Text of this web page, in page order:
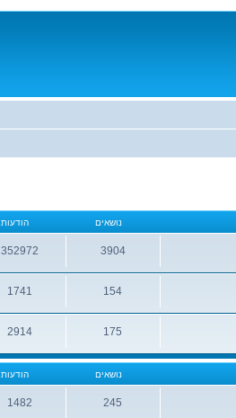
נושאים הודעות
3904
נושאים
352972
הודעות
154
נושאים
1741
הודעות
175
נושאים
2914
הודעות
נושאים הודעות
245
1482